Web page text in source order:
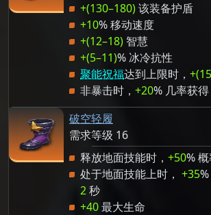
+(130–180)该装备护盾
+10% 移动速度
+(12–18) 智慧
+(5–11)% 冰冷抗性
聚能祝福达到上限时，
非暴击时， +20% 几率获
破空轻履
需求等级 16
释放地面技能时， +50%
处于地面技能上时， +35
2秒
+40最大生命